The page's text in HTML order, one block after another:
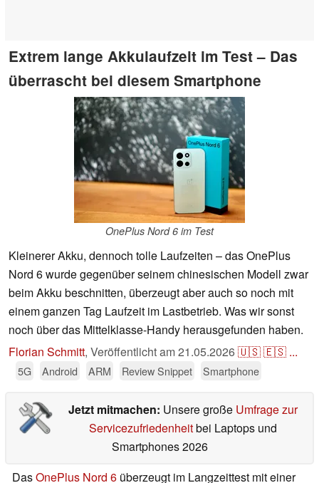
Extrem lange Akkulaufzeit im Test – Das
überrascht bei diesem Smartphone
OnePlus Nord 6 im Test
Kleinerer Akku, dennoch tolle Laufzeiten – das OnePlus
Nord 6 wurde gegenüber seinem chinesischen Modell zwar
beim Akku beschnitten, überzeugt aber auch so noch mit
einem ganzen Tag Laufzeit im Lastbetrieb. Was wir sonst
noch über das Mittelklasse-Handy herausgefunden haben.
Florian Schmitt, Veröffentlicht am21.05.2026🇺🇸🇪🇸 ...
5G Android ARM Review Snippet Smartphone
Jetzt mitmachen: Unsere große Umfrage zur
Servicezufriedenheitbei Laptops und
Smartphones 2026
DasOnePlus Nord 6 überzeugt im Langzeittest mit einer